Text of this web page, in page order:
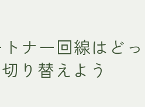
ナー回線はどっ
り替えよう